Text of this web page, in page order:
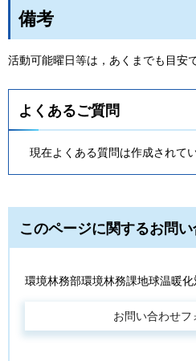
備考
活動可能曜日等は，あくまでも目安
よくあるご質問
現在よくある質問は作成されて
このページに関するお問
環境林務部環境林務課地球温暖化